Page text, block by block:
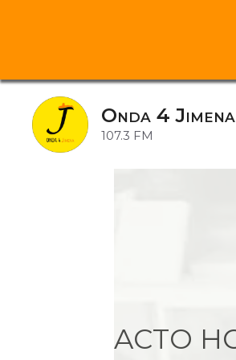
Saltar
contenido
Onda 4 Jimena
107.3 FM